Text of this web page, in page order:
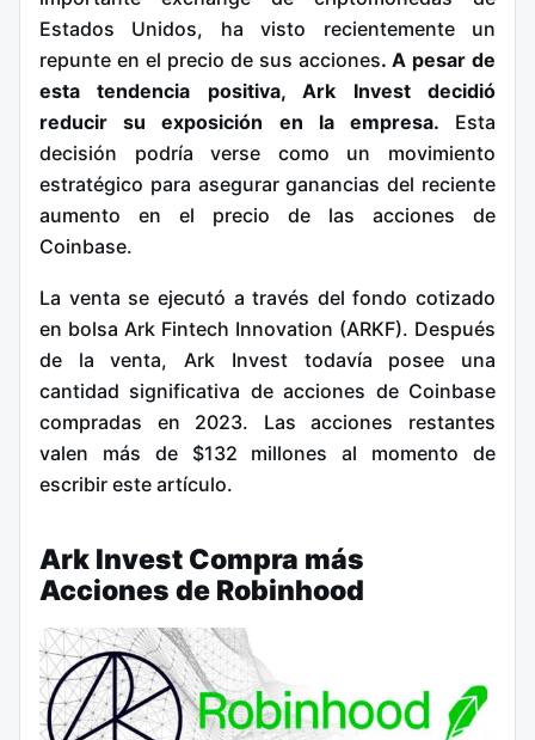
Estados Unidos, ha visto recientemente un
repunte en el precio de sus acciones. A pesar de
esta tendencia positiva, Ark Invest decidió
reducir su exposición en la empresa. Esta
decisión podría verse como un movimiento
estratégico para asegurar ganancias del reciente
aumento en el precio de las acciones de
Coinbase.
La venta se ejecutó a través del fondo cotizado
en bolsa Ark Fintech Innovation (ARKF). Después
de la venta, Ark Invest todavía posee una
cantidad significativa de acciones de Coinbase
compradas en 2023. Las acciones restantes
valen más de $132 millones al momento de
escribir este artículo.
Ark Invest Compra más
Acciones de Robinhood